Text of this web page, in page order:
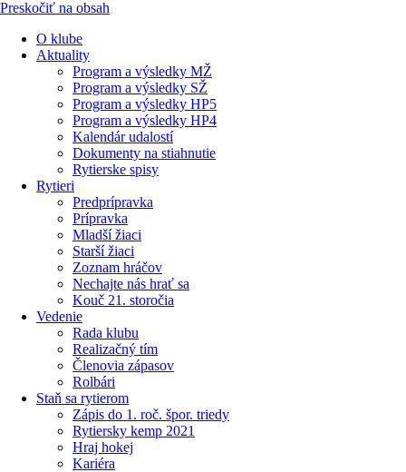
Preskočiť na obsah
O klube
Aktuality
Program a výsledky MŽ
Program a výsledky SŽ
Program a výsledky HP5
Program a výsledky HP4
Kalendár udalostí
Dokumenty na stiahnutie
Rytierske spisy
Rytieri
Predprípravka
Prípravka
Mladší žiaci
Starší žiaci
Zoznam hráčov
Nechajte nás hrať sa
Kouč 21. storočia
Vedenie
Rada klubu
Realizačný tím
Členovia zápasov
Rolbári
Staň sa rytierom
Zápis do 1. roč. špor. triedy
Rytiersky kemp 2021
Hraj hokej
Kariéra